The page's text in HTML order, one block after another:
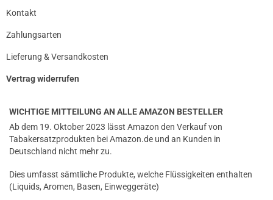
Kontakt
Zahlungsarten
Lieferung & Versandkosten
Vertrag widerrufen
WICHTIGE MITTEILUNG AN ALLE AMAZON BESTELLER
Ab dem 19. Oktober 2023 lässt Amazon den Verkauf von
Tabakersatzprodukten bei Amazon.de und an Kunden in
Deutschland nicht mehr zu.
Dies umfasst sämtliche Produkte, welche Flüssigkeiten enthalten
(Liquids, Aromen, Basen, Einweggeräte)